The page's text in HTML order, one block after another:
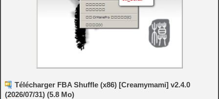
Télécharger FBA Shuffle (x86) [Creamymami] v2.4.0
(2026/07/31) (5.8 Mo)